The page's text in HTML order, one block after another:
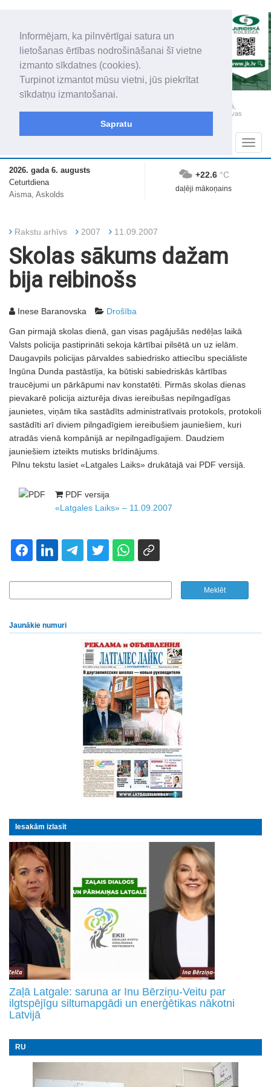
Informējam, ka pilnvērtīgai satura un
lietošanas ērtības nodrošināšanai šī vietne
izmanto sīkdatnes (cookies).
Turpinot izmantot mūsu vietni, jūs piekrītat
sīkdatņu izmantošanai.
Sapratu
„Latgales Laiks” iznāk latviešu un krievu valodās visā Dienvidlatgalē un Sēlijā,
„Latgales Laiks” latviešu valodā aptver Daugavpils valstspilsētu, Augšdaugavas
novadu un apkārtējos novadus un pilsētas.
2026. gada 6. augusts
Ceturtdiena
Aisma, Askolds
+22.6 °C
daļēji mākoņains
Rakstu arhīvs 2007 11.09.2007
Skolas sākums dažam
bija reibinošs
Inese Baranovska Drošība
Gan pirmajā skolas dienā, gan visas pagājušās nedēļas laikā
Valsts policija pastiprināti sekoja kārtībai pilsētā un uz ielām.
Daugavpils policijas pārvaldes sabiedrisko attiecību speciāliste
Ingūna Dunda pastāstīja, ka būtiski sabiedriskās kārtības
traucējumi un pārkāpumi nav konstatēti. Pirmās skolas dienas
pievakarē policija aizturēja divas iereibušas nepilngadīgas
jaunietes, viņām tika sastādīts administratīvais protokols, protokoli
sastādīti arī diviem pilngadīgiem iereibušiem jauniešiem, kuri
atradās vienā kompānijā ar nepilngadīgajiem. Daudziem
jauniešiem izteikts mutisks brīdinājums.
Pilnu tekstu lasiet «Latgales Laiks» drukātajā vai PDF versijā.
PDF versija
«Latgales Laiks» – 11.09.2007
Jaunākie numuri
Iesakām izlasīt
Zaļā Latgale: saruna ar Inu Bērziņu-Veitu par
ilgtspējīgu siltumapgādi un enerģētikas nākotni
Latvijā
RU